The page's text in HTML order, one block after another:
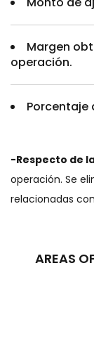
Margen
operación.
Porcentaje
-Respecto de
operación. Se
relacionadas
AREAS